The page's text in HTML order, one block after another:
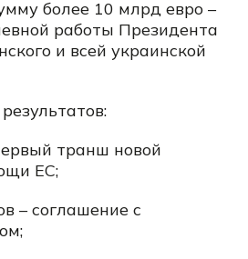
более 10 млрд евро –
работы Президента
и всей украинской
транш новой
ЕС;
– соглашение с